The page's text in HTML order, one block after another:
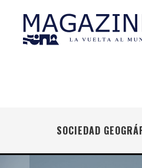
SOCIEDAD